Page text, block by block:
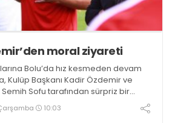
moral ziyareti
Bolu’da hız kesmeden devam
Kulüp Başkanı Kadir Özdemir ve
Semih Sofu tarafından sürpriz bir
10:03